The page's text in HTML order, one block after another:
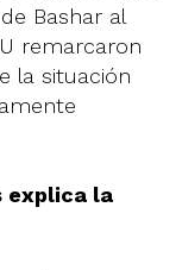
Bashar al
remarcaron
la situación
explica la